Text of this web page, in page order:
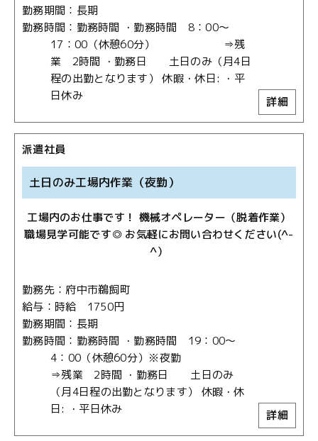
勤務期間
長期
勤務時間
勤務時間 ・勤務時間 8：00～
17：00（休憩60分） ⇒残
業 2時間 ・勤務日 土日のみ（月4日
程の出勤となります） 休暇・休日: ・平
日休み
詳細
派遣社員
土日のみ工場内作業（夜勤）
工場内のお仕事です！ 機械オペレーター（脱着作業）
職場見学可能です◎ お気軽にお問い合わせください(^-
^）
勤務先
府中市鵜飼町
給与
時給 1750円
勤務期間
長期
勤務時間
勤務時間 ・勤務時間 19：00～
4：00（休憩60分）※夜勤
⇒残業 2時間 ・勤務日 土日のみ
（月4日程の出勤となります） 休暇・休
日: ・平日休み
詳細